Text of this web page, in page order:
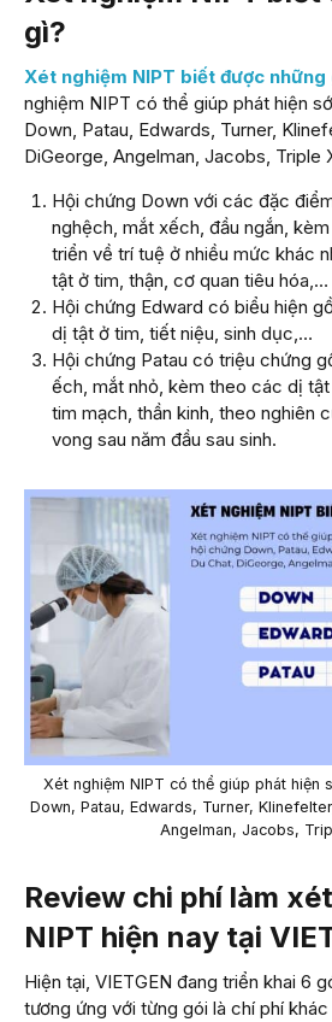
gì?
Xét nghiệm NIPT biết được những
nghiệm NIPT có thể giúp phát hiện
Down, Patau, Edwards, Turner,
DiGeorge, Angelman, Jacobs, Triple
Hội chứng Down với các đặc
nghệch, mắt xếch, đầu ngắn,
triển về trí tuệ ở nhiều mức khác
tật ở tim, thận, cơ quan tiêu hóa,…
Hội chứng Edward có biểu hiện
dị tật ở tim, tiết niệu, sinh dục,…
Hội chứng Patau có triệu chứng
ếch, mắt nhỏ, kèm theo các dị
tim mạch, thần kinh, theo nghiên
vong sau năm đầu sau sinh.
Xét nghiệm NIPT có thể giúp phát hiện
Down, Patau, Edwards, Turner,
Angelman, Jacobs,
Review chi phí làm
NIPT hiện nay tại
Hiện tại, VIETGEN đang triển khai 6
tương ứng với từng gói là chí phí khác